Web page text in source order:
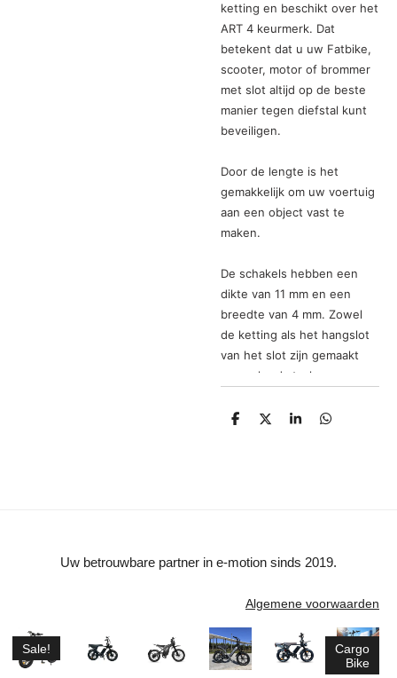
ketting en beschikt over het
ART 4 keurmerk. Dat
betekent dat u uw Fatbike,
scooter, motor of brommer
met slot altijd op de beste
manier tegen diefstal kunt
beveiligen.
Door de lengte is het
gemakkelijk om uw voertuig
aan een object vast te
maken.
De schakels hebben een
dikte van 11 mm en een
breedte van 4 mm. Zowel
de ketting als het hangslot
van het slot zijn gemaakt
van gehard staal.
Het hangslot wordt
slot. Overigens is het slot
kettingslot wordt met twee
sleutels beschikken over
een sleutelnummer.
D
D
S
D
Uw betrouwbare partner in e-motion sinds 2019.
Algemene voorwaarden
Sale!
Cargo
Bike